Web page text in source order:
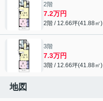
2階
7.2万円
2階 / 12.66坪(41.88㎡)
3階
7.3万円
3階 / 12.66坪(41.88㎡)
地図